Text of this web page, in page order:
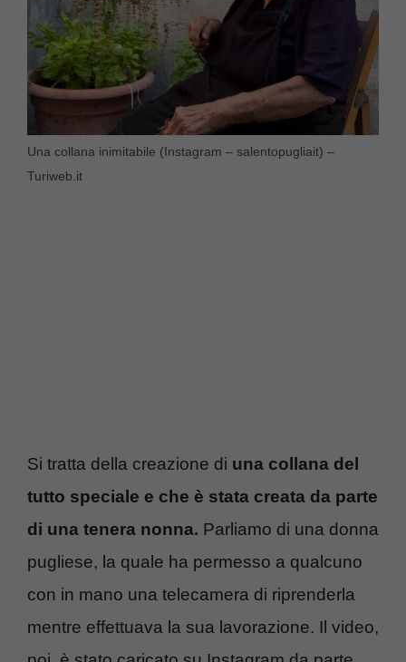
Una collana inimitabile (Instagram – salentopugliait) –
Turiweb.it
Si tratta della creazione di una collana del
tutto speciale e che è stata creata da parte
di una tenera nonna. Parliamo di una donna
pugliese, la quale ha permesso a qualcuno
con in mano una telecamera di riprenderla
mentre effettuava la sua lavorazione. Il video,